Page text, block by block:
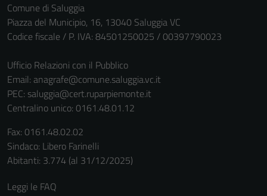
Comune di Saluggia
Piazza del Municipio, 16, 13040 Saluggia VC
Codice fiscale / P. IVA: 84501250025 / 00397790023
Ufficio Relazioni con il Pubblico
Email: anagrafe@comune.saluggia.vc.it
PEC: saluggia@cert.ruparpiemonte.it
Centralino unico: 0161.48.01.12
Fax: 0161.48.02.02
Sindaco: Libero Farinelli
Abitanti: 3.774 (al 31/12/2025)
Leggi le FAQ